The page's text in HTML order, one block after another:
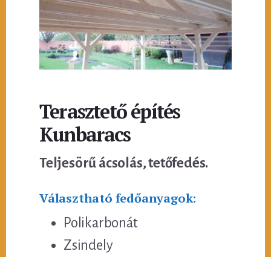
Terasztető építés
Kunbaracs
Teljesörű ácsolás, tetőfedés.
Választható fedőanyagok:
Polikarbonát
Zsindely